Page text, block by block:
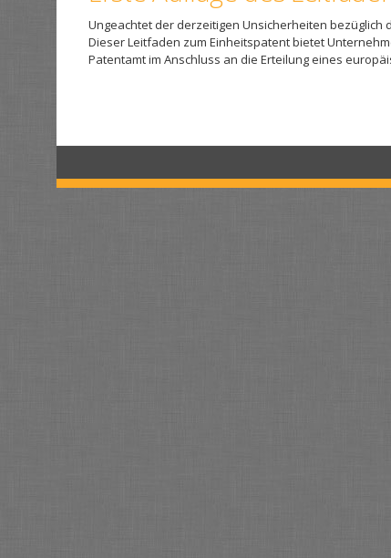
Ungeachtet der derzeitigen Unsicherheiten
Dieser Leitfaden zum Einheitspatent bietet
Patentamt im Anschluss an die Erteilung eines